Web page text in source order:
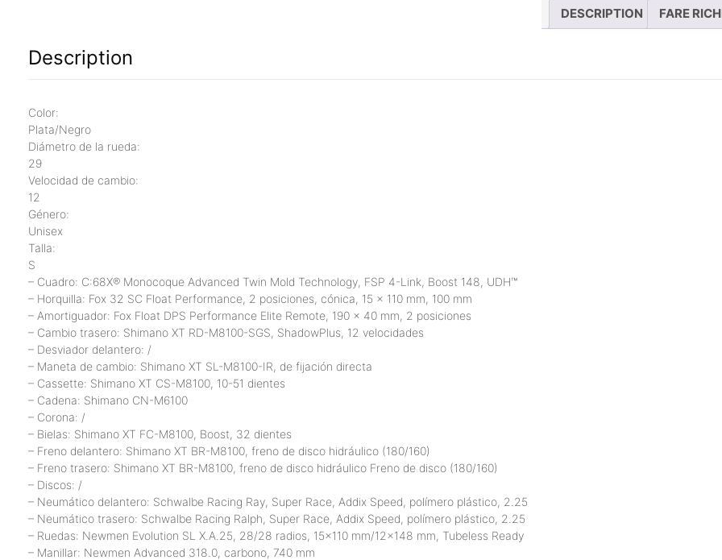
DESCRIPTION FARE
Description
Color:
Plata/Negro
Diámetro de la rueda:
29
Velocidad de cambio:
12
Género:
Unisex
Talla:
S
– Cuadro: C:68X® Monocoque Advanced Twin Mold Technology, FSP 4-Link, Boost 148, UDH™
– Horquilla: Fox 32 SC Float Performance, 2 posiciones, cónica, 15 x 110 mm, 100 mm
– Amortiguador: Fox Float DPS Performance Elite Remote, 190 x 40 mm, 2 posiciones
– Cambio trasero: Shimano XT RD-M8100-SGS, ShadowPlus, 12 velocidades
– Desviador delantero: /
– Maneta de cambio: Shimano XT SL-M8100-IR, de fijación directa
– Cassette: Shimano XT CS-M8100, 10-51 dientes
– Cadena: Shimano CN-M6100
– Corona: /
– Bielas: Shimano XT FC-M8100, Boost, 32 dientes
– Freno delantero: Shimano XT BR-M8100, freno de disco hidráulico (180/160)
– Freno trasero: Shimano XT BR-M8100, freno de disco hidráulico Freno de disco (180/160)
– Discos: /
– Neumático delantero: Schwalbe Racing Ray, Super Race, Addix Speed, polímero plástico, 2.25
– Neumático trasero: Schwalbe Racing Ralph, Super Race, Addix Speed, polímero plástico, 2.25
– Ruedas: Newmen Evolution SL X.A.25, 28/28 radios, 15×110 mm/12×148 mm, Tubeless Ready
– Manillar: Newmen Advanced 318.0, carbono, 740 mm